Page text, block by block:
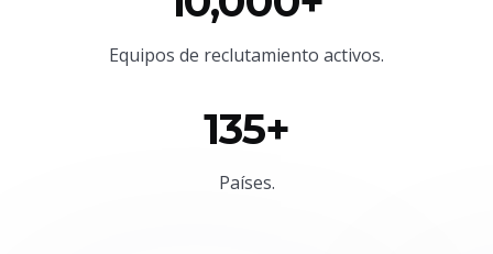
Equipos de reclutamiento activos.
135+
Países.